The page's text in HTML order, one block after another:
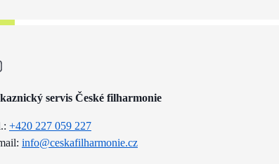
servis České filharmonie
+420 227 059 227
info@ceskafilharmonie.cz